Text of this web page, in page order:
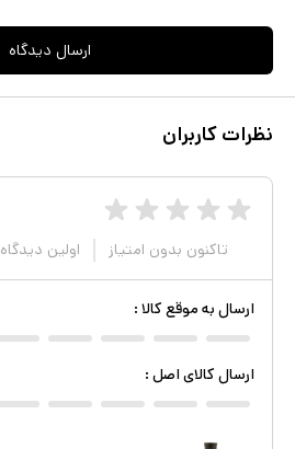
ارسال دیدگاه
نظرات کاربران
تاکنون بدون امتیاز اولین
ارسال به موقع کالا :
ارسال کالای اصل :